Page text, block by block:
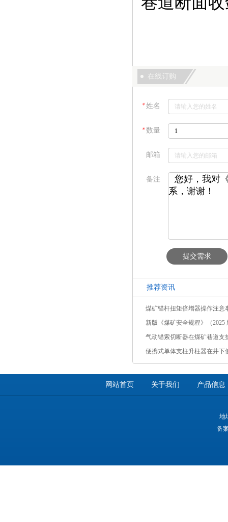
在线订购
＊姓名
＊数量
邮箱
备注
提交需求
推荐资讯
煤矿锚杆扭矩倍增器操作注意
新版《煤矿安全规程》（2025
气动锚索切断器在煤矿巷道支
便携式单体支柱升柱器在井下
网站首页 关于我们 产品信息
地
备